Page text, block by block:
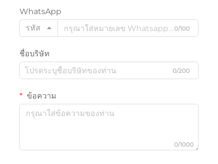
WhatsApp
รหัส
0/100
ชื่อบริษัท
0/200
ข้อความ
0/1000